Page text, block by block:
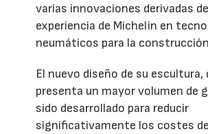
varias innovaciones derivadas
experiencia de Michelin en
neumáticos para la
El nuevo diseño de su escultura,
presenta un mayor volumen de
sido desarrollado para reducir
significativamente los costes de